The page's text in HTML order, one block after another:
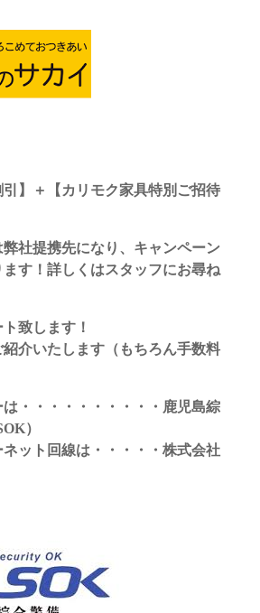
引】＋【カリモク家具特別ご招待
社提携先になり、キャンペーン
す！詳しくはスタッフにお尋ね
致します！
介いたします（もちろん手数料
・・・・・・・・・・鹿児島綜
）
ット回線は・・・・・株式会社